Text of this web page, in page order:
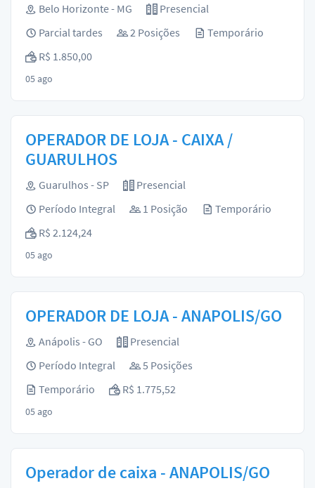
Belo Horizonte - MG
Presencial
Parcial tardes
2 Posições
Temporário
R$ 1.850,00
05 ago
OPERADOR DE LOJA - CAIXA /
GUARULHOS
Guarulhos - SP
Presencial
Período Integral
1 Posição
Temporário
R$ 2.124,24
05 ago
OPERADOR DE LOJA - ANAPOLIS/GO
Anápolis - GO
Presencial
Período Integral
5 Posições
Temporário
R$ 1.775,52
05 ago
Operador de caixa - ANAPOLIS/GO